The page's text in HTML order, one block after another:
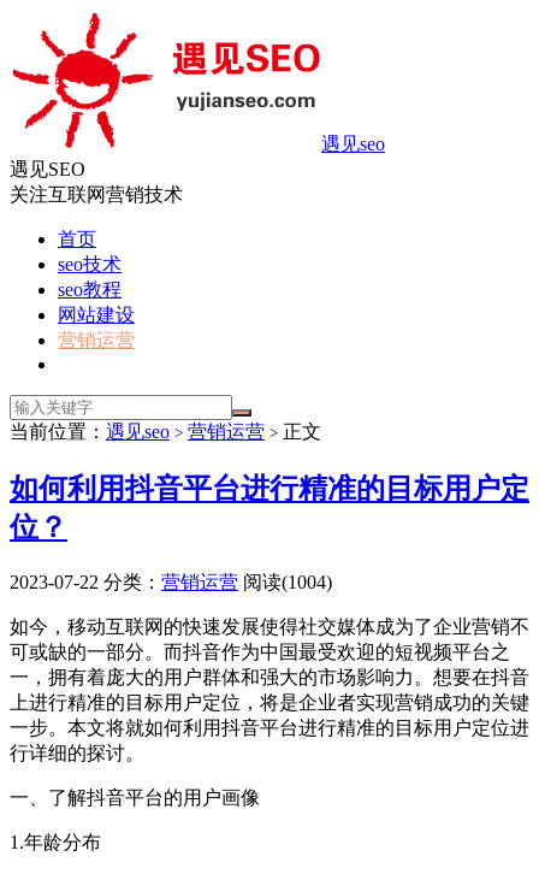
遇见seo
遇见SEO
关注互联网营销技术
首页
seo技术
seo教程
网站建设
营销运营
当前位置： 遇见seo > 营销运营 > 正文
如何利用抖音平台进行精准的目标用户定
位？
2023-07-22 分类： 营销运营 阅读(1004)
如今，移动互联网的快速发展使得社交媒体成为了企业营销不
可或缺的一部分。而抖音作为中国最受欢迎的短视频平台之
一，拥有着庞大的用户群体和强大的市场影响力。想要在抖音
上进行精准的目标用户定位，将是企业者实现营销成功的关键
一步。本文将就如何利用抖音平台进行精准的目标用户定位进
行详细的探讨。
一、了解抖音平台的用户画像
1.年龄分布